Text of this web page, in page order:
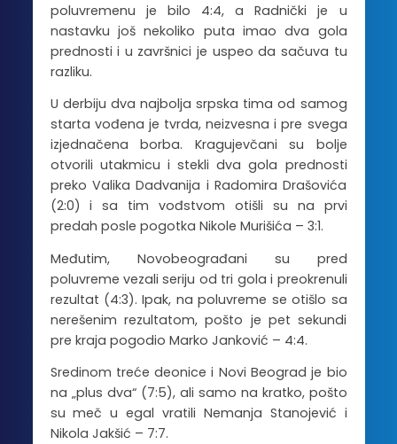
poluvremenu je bilo 4:4, a Radnički je u
nastavku još nekoliko puta imao dva gola
prednosti i u završnici je uspeo da sačuva tu
razliku.
U derbiju dva najbolja srpska tima od samog
starta vođena je tvrda, neizvesna i pre svega
izjednačena borba. Kragujevčani su bolje
otvorili utakmicu i stekli dva gola prednosti
preko Valika Dadvanija i Radomira Drašovića
(2:0) i sa tim vođstvom otišli su na prvi
predah posle pogotka Nikole Murišića – 3:1.
Međutim, Novobeograđani su pred
poluvreme vezali seriju od tri gola i preokrenuli
rezultat (4:3). Ipak, na poluvreme se otišlo sa
nerešenim rezultatom, pošto je pet sekundi
pre kraja pogodio Marko Janković – 4:4.
Sredinom treće deonice i Novi Beograd je bio
na „plus dva“ (7:5), ali samo na kratko, pošto
su meč u egal vratili Nemanja Stanojević i
Nikola Jakšić – 7:7.